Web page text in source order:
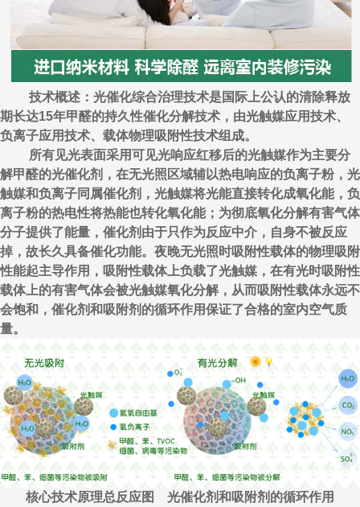
技术概述：光催化综合治理技术是国际上公认的清除释放
期长达15年甲醛的持久性催化分解技术，由光触媒应用技术、
负离子应用技术、载体物理吸附性技术组成。
所有见光表面采用可见光响应红移后的光触媒作为主要分
解甲醛的光催化剂，在无光照区域辅以热电响应的负离子粉，光
触媒和负离子同属催化剂，光触媒将光能直接转化成氧化能，负
离子粉的热电性将热能也转化氧化能；为彻底氧化分解有害气体
分子提供了能量，催化剂由于只作为反应中介，自身不被反应
掉，故长久具备催化功能。夜晚无光照时吸附性载体的物理吸附
性能起主导作用，吸附性载体上负载了光触媒，在有光时吸附性
载体上的有害气体会被光触媒氧化分解，从而吸附性载体永远不
会饱和，催化剂和吸附剂的循环作用保证了合格的室内空气质
量。
核心技术原理总反应图 光催化剂和吸附剂的循环作用